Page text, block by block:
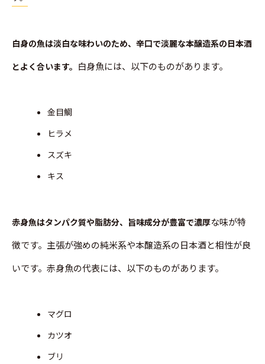
白身の魚は淡白な味わいのため、辛口で淡麗な本醸造系の日本酒
とよく合います。 白身魚には、以下のものがあります。
金目鯛
ヒラメ
スズキ
キス
赤身魚はタンパク質や脂肪分、旨味成分が豊富で濃厚な味が特
徴です。主張が強めの純米系や本醸造系の日本酒と相性が良
いです。赤身魚の代表には、以下のものがあります。
マグロ
カツオ
ブリ